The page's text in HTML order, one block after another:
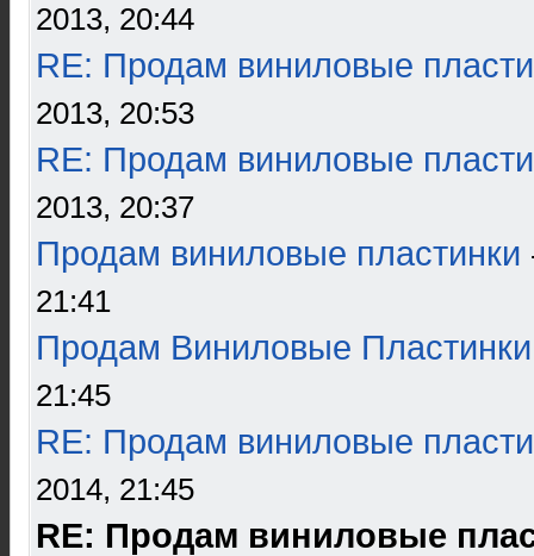
2013, 20:44
RE: Продам виниловые
2013, 20:53
RE: Продам виниловые
2013, 20:37
Продам виниловые пластинки
21:41
Продам Виниловые Пластинки
21:45
RE: Продам виниловые
2014, 21:45
RE: Продам виниловые